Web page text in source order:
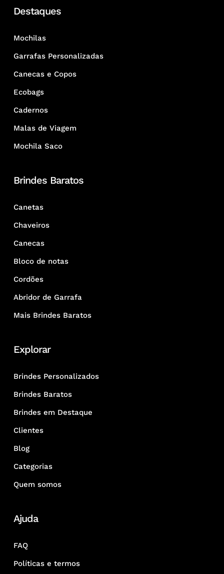
Destaques
Mochilas
Garrafas Personalizadas
Canecas e Copos
Ecobags
Cadernos
Malas de Viagem
Mochila Saco
Brindes Baratos
Canetas
Chaveiros
Canecas
Bloco de notas
Cordões
Abridor de Garrafa
Mais Brindes Baratos
Explorar
Brindes Personalizados
Brindes Baratos
Brindes em Destaque
Clientes
Blog
Categorias
Quem somos
Ajuda
FAQ
Políticas e termos